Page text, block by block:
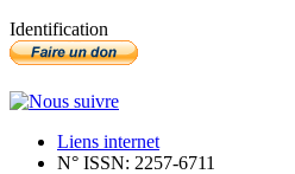
Identification
Liens internet
N° ISSN: 2257-6711